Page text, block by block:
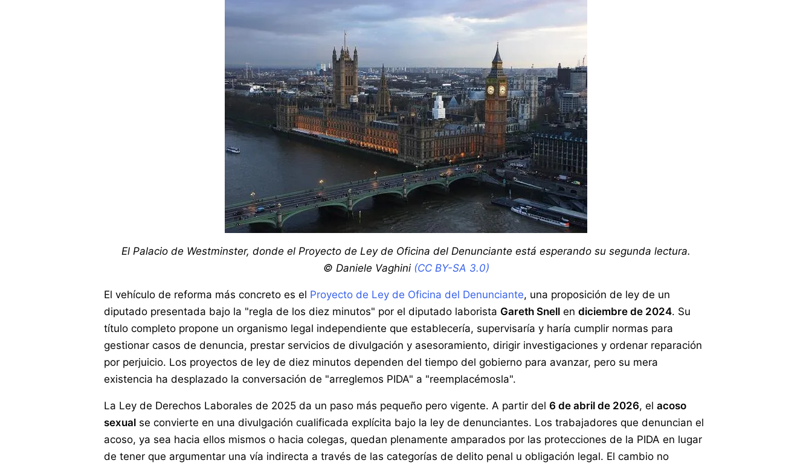
El Palacio de Westminster, donde el Proyecto de Ley de Oficina del Denunciante está esperando su segunda lectura.
© Daniele Vaghini (CC BY-SA 3.0)
El vehículo de reforma más concreto es el Proyecto de Ley de Oficina del Denunciante, una proposición de ley de un
diputado presentada bajo la "regla de los diez minutos" por el diputado laborista Gareth Snell en diciembre de 2024. Su
título completo propone un organismo legal independiente que establecería, supervisaría y haría cumplir normas para
gestionar casos de denuncia, prestar servicios de divulgación y asesoramiento, dirigir investigaciones y ordenar reparación
por perjuicio. Los proyectos de ley de diez minutos dependen del tiempo del gobierno para avanzar, pero su mera
existencia ha desplazado la conversación de "arreglemos PIDA" a "reemplacémosla".
La Ley de Derechos Laborales de 2025 da un paso más pequeño pero vigente. A partir del 6 de abril de 2026, el acoso
sexual se convierte en una divulgación cualificada explícita bajo la ley de denunciantes. Los trabajadores que denuncian el
acoso, ya sea hacia ellos mismos o hacia colegas, quedan plenamente amparados por las protecciones de la PIDA en lugar
de tener que argumentar una vía indirecta a través de las categorías de delito penal u obligación legal. El cambio no